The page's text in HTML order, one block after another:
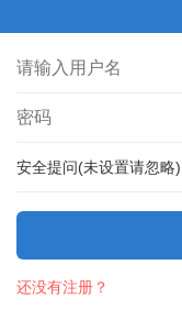
安全提问(未设置请忽略)
还没有注册？